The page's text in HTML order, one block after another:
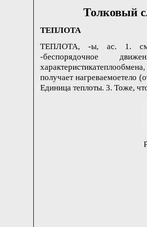
Толковый
ТЕПЛОТА
ТЕПЛОТА, -ы, ас. 1.
-беспорядочное
получает нагреваемоетело
Единица теплоты. 3. Тоже,